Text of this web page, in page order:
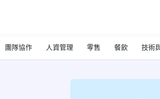
團隊協作 人資管理 零售 餐飲 技術